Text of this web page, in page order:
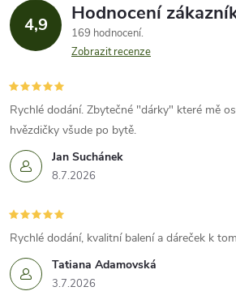
4,9 Hodnocení
169 hodnocení
Zobrazit recenze
Jan Suchánek
8.7.2026
Rychlé dodání. Zbytečné "dárky" které mě
hvězdičky všude po bytě.
Tatiana Adamovská
3.7.2026
Rychlé dodání, kvalitní balení a dáreček k